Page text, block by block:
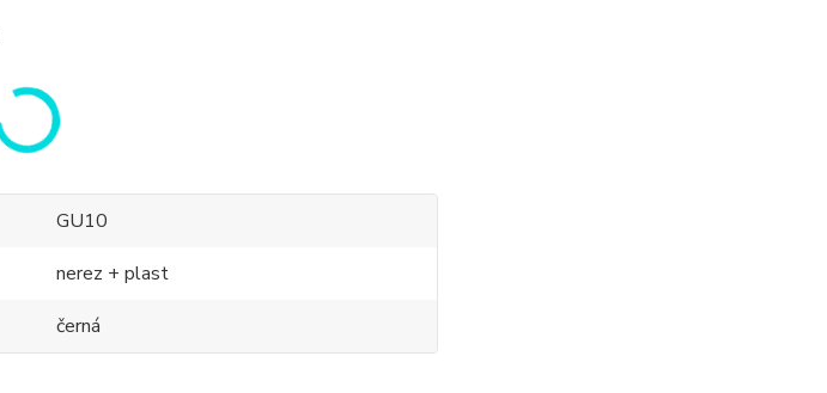
GU10
nerez + plast
černá